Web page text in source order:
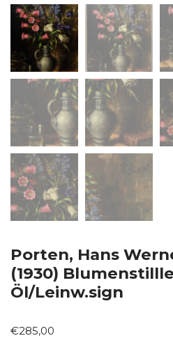
Porten, Hans
(1930)
Öl/Leinw.sign
€285,00